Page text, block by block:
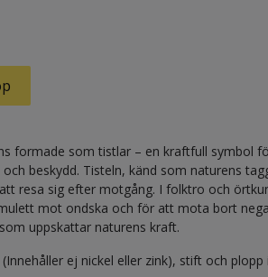
formade som tistlar – en kraftfull symbol
beskydd. Tisteln, känd som naturens
resa sig efter motgång. I folktro och
mot ondska och för att mota bort
uppskattar naturens kraft.
ej nickel eller zink), stift och plopp